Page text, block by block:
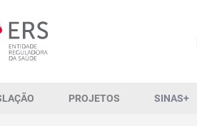
PROJETOS SINAS+